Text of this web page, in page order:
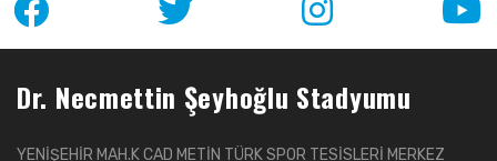
Dr. Necmettin Şeyhoğlu Stadyumu
YENİŞEHİR MAH.K CAD METİN TÜRK SPOR TESİSLERİ MERKEZ